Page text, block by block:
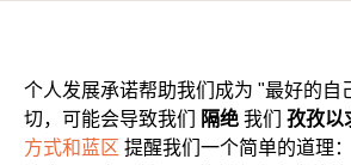
个人发展承诺帮助我们成为 "最好的自
切，可能会导致我们
隔绝 我们 孜孜以
方式和蓝区 提醒我们一个简单的道理：